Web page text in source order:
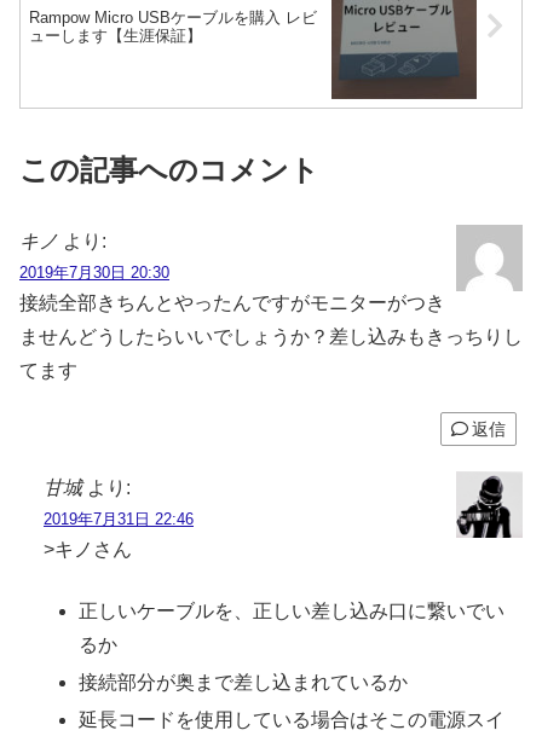
Rampow Micro USBケーブルを購入 レビ
ューします【生涯保証】
この記事へのコメント
キノ より:
2019年7月30日 20:30
接続全部きちんとやったんですがモニターがつき
ませんどうしたらいいでしょうか？差し込みもきっちりし
てます
返信
甘城 より:
2019年7月31日 22:46
>キノさん
正しいケーブルを、正しい差し込み口に繋いでい
るか
接続部分が奥まで差し込まれているか
延長コードを使用している場合はそこの電源スイ